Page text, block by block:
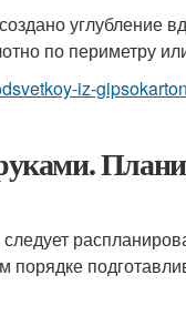
углубление
по периметру
iz-
порядке